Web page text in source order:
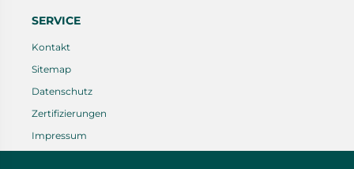
SERVICE
Kontakt
Sitemap
Datenschutz
Zertifizierungen
Impressum